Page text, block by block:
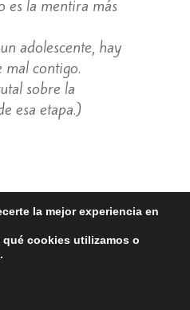
es la mentira más
adolescente, hay
mal contigo.
sobre la
esa etapa.)
la mejor experiencia en
qué cookies utilizamos o
.